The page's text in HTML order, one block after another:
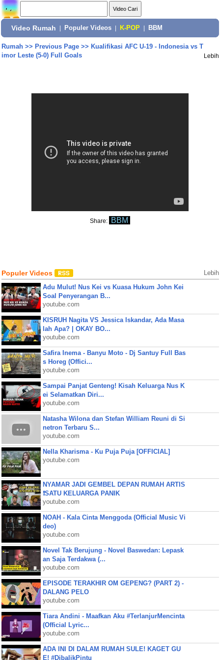
Video Rumah Populer Videos K-POP BBM
Rumah>> Previous Page>> Kualifikasi AFC U-19 - Indonesia vs T
imor Leste (5-0) Full Goals
Lebih
Share: BBM
Populer Videos Lebih
Adu Mulut! Nus Kei vs Kuasa Hukum John Kei
Soal Penyerangan B...
youtube.com
KISRUH Nagita VS Jessica Iskandar, Ada Masa
lah Apa? | OKAY BO...
youtube.com
Safira Inema - Banyu Moto - Dj Santuy Full Bas
s Horeg (Offici...
youtube.com
Sampai Panjat Genteng! Kisah Keluarga Nus K
ei Selamatkan Diri...
youtube.com
Natasha Wilona dan Stefan William Reuni di Si
netron Terbaru S...
youtube.com
Nella Kharisma - Ku Puja Puja [OFFICIAL]
youtube.com
NYAMAR JADI GEMBEL DEPAN RUMAH ARTIS
❗SATU KELUARGA PANIK
youtube.com
NOAH - Kala Cinta Menggoda (Official Music Vi
deo)
youtube.com
Novel Tak Berujung - Novel Baswedan: Lepask
an Saja Terdakwa (...
youtube.com
EPISODE TERAKHIR OM GEPENG? (PART 2) -
DALANG PELO
youtube.com
Tiara Andini - Maafkan Aku #TerlanjurMencinta
(Official Lyric...
youtube.com
ADA INI DI DALAM RUMAH SULE! KAGET GU
E! #DibalikPintu